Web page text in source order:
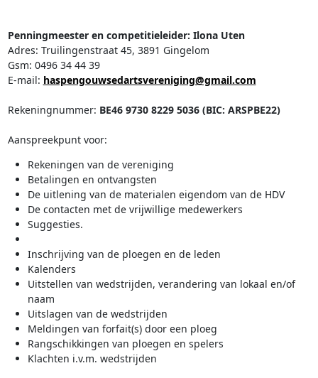
Penningmeester en competitieleider: Ilona Uten
Adres: Truilingenstraat 45, 3891 Gingelom
Gsm: 0496 34 44 39
E-mail: haspengouwsedartsvereniging@gmail.com
Rekeningnummer: BE46 9730 8229 5036 (BIC: ARSPBE22)
Aanspreekpunt voor:
Rekeningen van de vereniging
Betalingen en ontvangsten
De uitlening van de materialen eigendom van de HDV
De contacten met de vrijwillige medewerkers
Suggesties.
Inschrijving van de ploegen en de leden
Kalenders
Uitstellen van wedstrijden, verandering van lokaal en/of
naam
Uitslagen van de wedstrijden
Meldingen van forfait(s) door een ploeg
Rangschikkingen van ploegen en spelers
Klachten i.v.m. wedstrijden